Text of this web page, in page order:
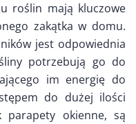
roślin mają kluczowe
zakątka w domu.
jest odpowiednia
potrzebują go do
im energię do
do dużej ilości
parapety okienne, są